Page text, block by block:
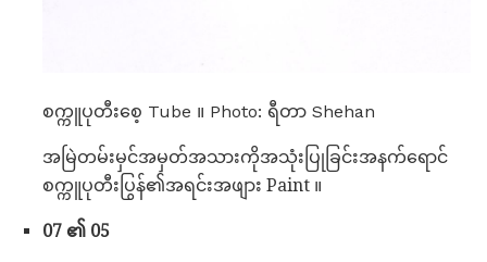
စက္ကူပုတီးစေ့ Tube ။ Photo: ရီတာ Shehan
အမြဲတမ်းမှင်အမှတ်အသားကိုအသုံးပြုခြင်းအနက်ရောင်
စက္ကူပုတီးပြွန်၏အရင်းအဖျား Paint ။
07 ၏ 05